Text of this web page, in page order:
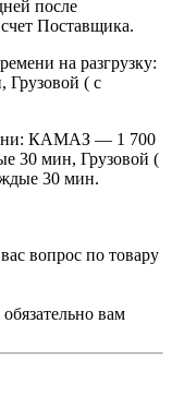
после
Поставщика.
на разгрузку:
( с
КАМАЗ — 1 700
30 мин, Грузовой (
30 мин.
вопрос по товару
вам